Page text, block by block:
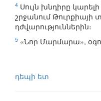
4 Սույն խնդիրը
շրջանում
դժվարություններին։
5 «Նոր Մարմարա»,
դեպի ետ